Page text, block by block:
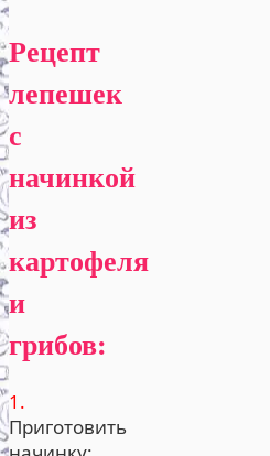
Рецепт
лепешек
с
начинкой
из
картофеля
и
грибов:
1.
Приготовить